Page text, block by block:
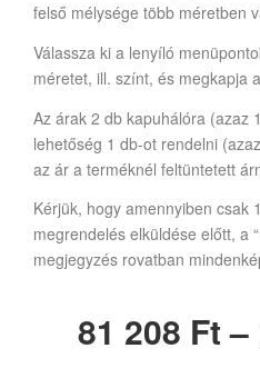
felső mélysége több méretben
Válassza ki a lenyíló
méretet, ill. színt, és megkapja
Az árak 2 db kapuhálóra (azaz
lehetőség 1 db-ot rendelni
az ár a terméknél feltüntetett
Kérjük, hogy amennyiben csak
megrendelés elküldése előtt, a
megjegyzés rovatban
81 208 Ft–